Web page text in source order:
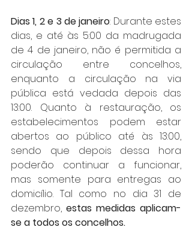
Dias 1, 2 e 3 de janeiro: Durante estes
dias, e até às 5:00 da madrugada
de 4 de janeiro, não é permitida a
circulação entre concelhos,
enquanto a circulação na via
pública está vedada depois das
13:00. Quanto à restauração, os
estabelecimentos podem estar
abertos ao público até às 13:00,
sendo que depois dessa hora
poderão continuar a funcionar,
mas somente para entregas ao
domicílio. Tal como no dia 31 de
dezembro, estas medidas aplicam-
se a todos os concelhos.